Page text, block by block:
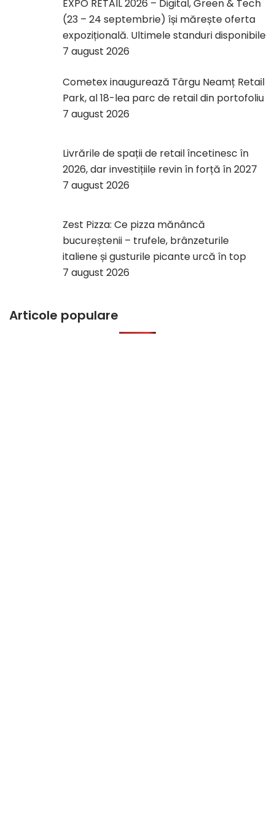
EXPO RETAIL 2026 – Digital, Green & Tech
(23 – 24 septembrie) își mărește oferta
expozițională. Ultimele standuri disponibile
7 august 2026
Cometex inaugurează Târgu Neamț Retail
Park, al 18-lea parc de retail din portofoliu
7 august 2026
Livrările de spații de retail încetinesc în
2026, dar investițiile revin în forță în 2027
7 august 2026
Zest Pizza: Ce pizza mănâncă
bucureștenii – trufele, brânzeturile
italiene și gusturile picante urcă în top
7 august 2026
Articole populare